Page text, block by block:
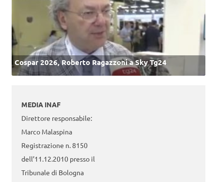
Cospar 2026, Roberto Ragazzoni a Sky Tg24
MEDIA INAF
Direttore responsabile:
Marco Malaspina
Registrazione n. 8150
dell’11.12.2010 presso il
Tribunale di Bologna